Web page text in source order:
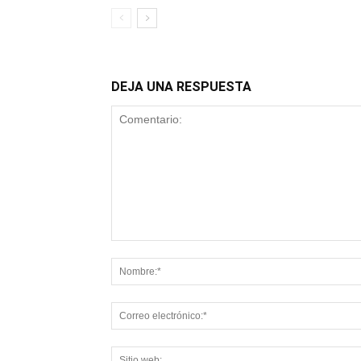
DEJA UNA RESPUESTA